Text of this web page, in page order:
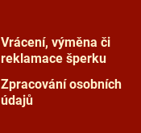
Vrácení, výměna či
reklamace šperku
Zpracování osobních
údajů